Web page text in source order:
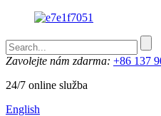
Zavolejte nám zdarma: +86 137
24/7 online služba
English